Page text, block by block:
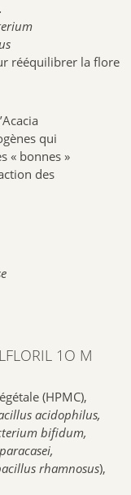
des enfants. Se
et de
variée et
avant fin :
rééquilibrer la flore
qui
« bonnes »
des
1O M
(HPMC),
acidophilus,
bifidum,
rhamnosus),